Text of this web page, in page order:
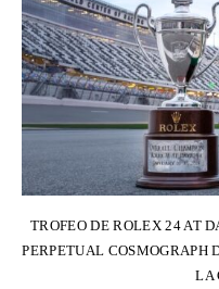
TROFEO DE ROLEX 24 AT
PERPETUAL COSMOGRAPH
LA